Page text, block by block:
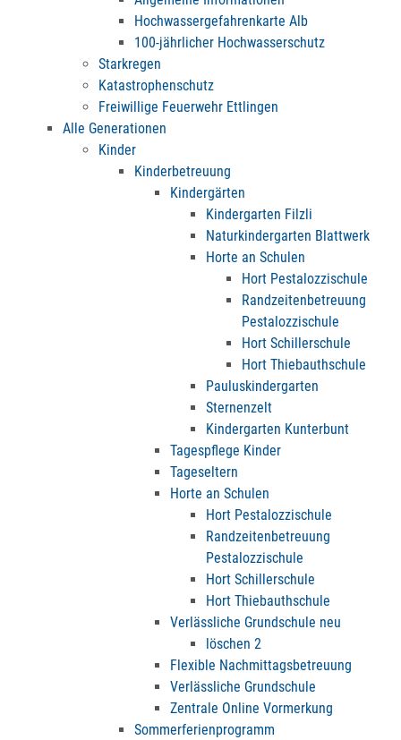
Hochwassergefahrenkarte Alb
100-jährlicher Hochwasserschutz
Starkregen
Katastrophenschutz
Freiwillige Feuerwehr Ettlingen
Alle Generationen
Kinder
Kinderbetreuung
Kindergärten
Kindergarten Filzli
Naturkindergarten Blattwerk
Horte an Schulen
Hort Pestalozzischule
Randzeitenbetreuung
Pestalozzischule
Hort Schillerschule
Hort Thiebauthschule
Pauluskindergarten
Sternenzelt
Kindergarten Kunterbunt
Tagespflege Kinder
Tageseltern
Horte an Schulen
Hort Pestalozzischule
Randzeitenbetreuung
Pestalozzischule
Hort Schillerschule
Hort Thiebauthschule
Verlässliche Grundschule neu
löschen 2
Flexible Nachmittagsbetreuung
Verlässliche Grundschule
Zentrale Online Vormerkung
Sommerferienprogramm